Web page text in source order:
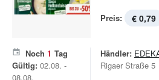
Preis: € 0,79
Noch 1 Tag
Gültig: 02.08. -
08.08.
Händler:
Rigaer Straße 5